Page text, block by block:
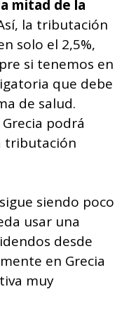
mitad de la
la tributación
solo el 2,5%,
si tenemos en
que debe
de salud.
podrá
tributación
siendo poco
usar una
desde
en Grecia
muy